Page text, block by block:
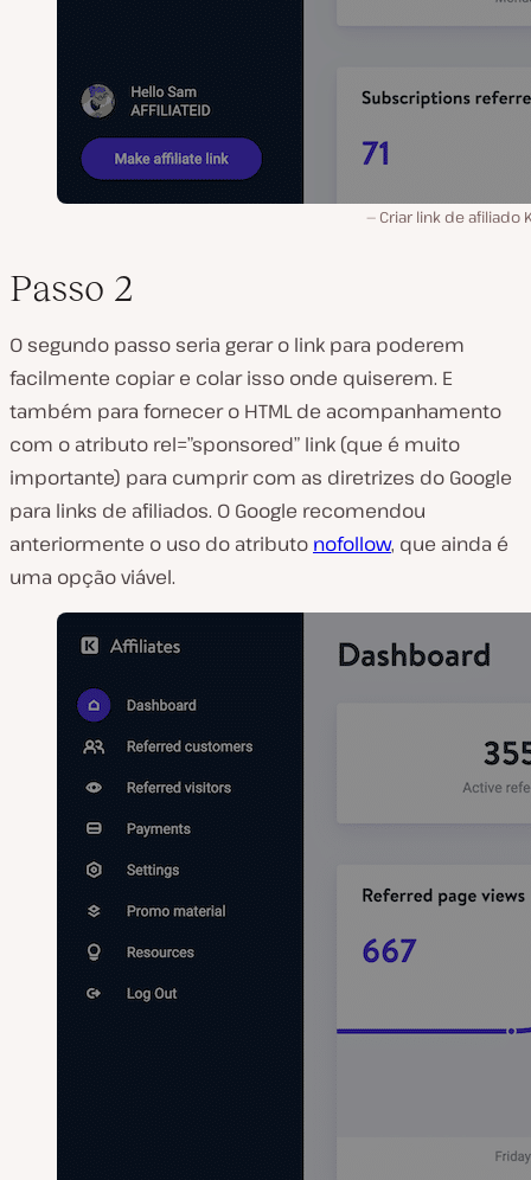
Criar link de afiliado
Passo 2
O segundo passo seria gerar o link para poderem
facilmente copiar e colar isso onde quiserem. E
também para fornecer o HTML de acompanhamento
com o atributo rel=”sponsored” link (que é muito
importante) para cumprir com as diretrizes do Google
para links de afiliados. O Google recomendou
anteriormente o uso do atributo nofollow, que ainda é
uma opção viável.